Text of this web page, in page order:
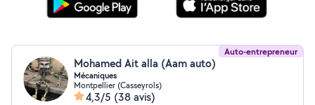
Auto-entrepreneur
Mohamed Ait alla (Aam auto)
Mécaniques
Montpellier (Casseyrols)
4,3/5 (38 avis)